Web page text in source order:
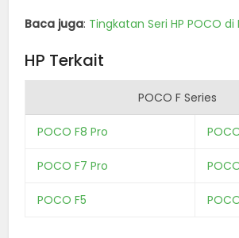
Baca juga: Tingkatan Seri HP POCO
HP Terkait
POCO F Series
POCO F8 Pro
POCO F7 Pro
POCO F5